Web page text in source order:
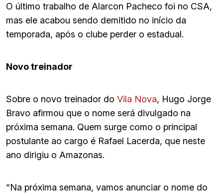
O último trabalho de Alarcon Pacheco foi no CSA,
mas ele acabou sendo demitido no início da
temporada, após o clube perder o estadual.
Novo treinador
Sobre o novo treinador do Vila Nova, Hugo Jorge
Bravo afirmou que o nome será divulgado na
próxima semana. Quem surge como o principal
postulante ao cargo é Rafael Lacerda, que neste
ano dirigiu o Amazonas.
“Na próxima semana, vamos anunciar o nome do